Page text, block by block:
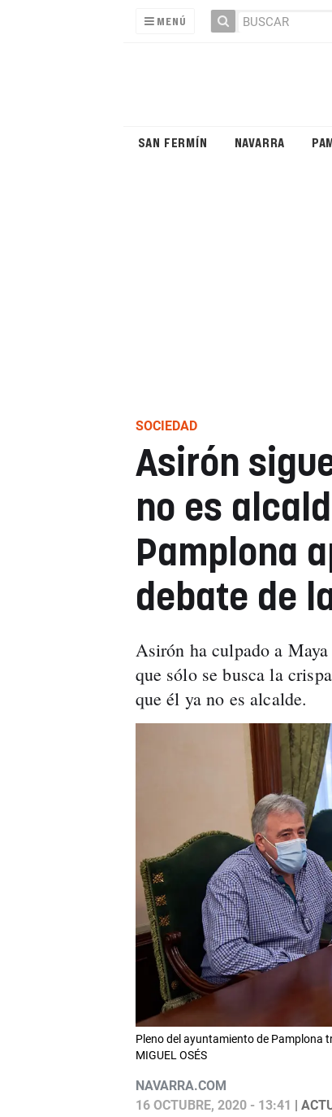
MENÚ
SAN FERMÍN NAVARRA
SOCIEDAD
Asirón
no es
Pamplona
debate de
Asirón ha culpado a
que sólo se busca la
que él ya no es alcalde.
Pleno del ayuntamiento de Pamplona
MIGUEL OSÉS
NAVARRA.COM
16 OCTUBRE, 2020 - 13:41 |